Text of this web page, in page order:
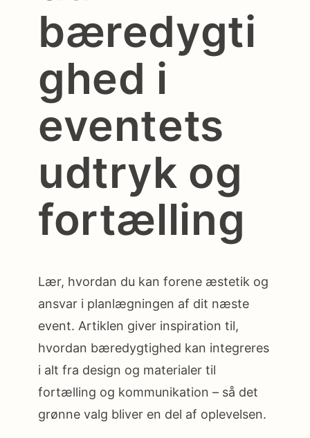
bæredygti
ghed i
eventets
udtryk og
fortælling
Lær, hvordan du kan forene æstetik og
ansvar i planlægningen af dit næste
event. Artiklen giver inspiration til,
hvordan bæredygtighed kan integreres
i alt fra design og materialer til
fortælling og kommunikation – så det
grønne valg bliver en del af oplevelsen.